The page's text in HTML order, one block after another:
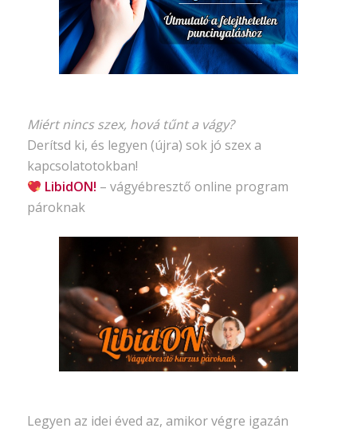
Miért nincs szex, hová tűnt a vágy?
Derítsd ki, és legyen (újra) sok jó szex a
kapcsolatotokban!
LibidON! – vágyébresztő online program
pároknak
Legyen az idei éved az, amikor végre igazán